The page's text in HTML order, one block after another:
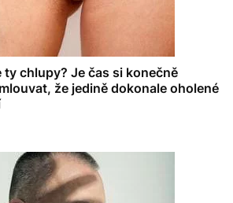
ty chlupy? Je čas si konečně
že jedině dokonale oholené